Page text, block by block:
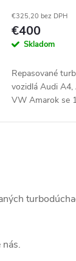
€325,20 bez DPH
€400
Skladom
Repasované
vozidlá Audi A4,
VW Amarok se